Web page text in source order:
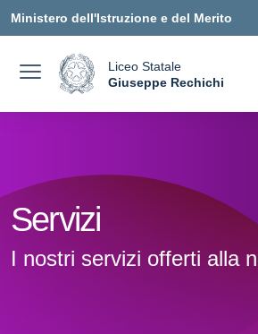
Ministero dell'Istruzione e del Merito
Liceo Statale
Giuseppe Rechichi
Servizi
I nostri servizi offerti alla